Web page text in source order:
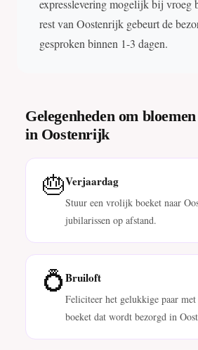
expresslevering mogelijk bij vroeg
rest van Oostenrijk gebeurt de
gesproken binnen 1-3 dagen.
Gelegenheden om
in Oostenrijk
🎂Verjaardag
Stuur een vrolijk boeket naar
jubilarissen op afstand.
💍Bruiloft
Feliciteer het gelukkige paar
boeket dat wordt bezorgd in